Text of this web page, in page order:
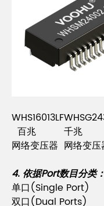
WHS16013LF
百兆
千兆
网络变压器 网络变压
4. 依据Port数目分类：
单口(Single Port)
双口(Dual Ports)